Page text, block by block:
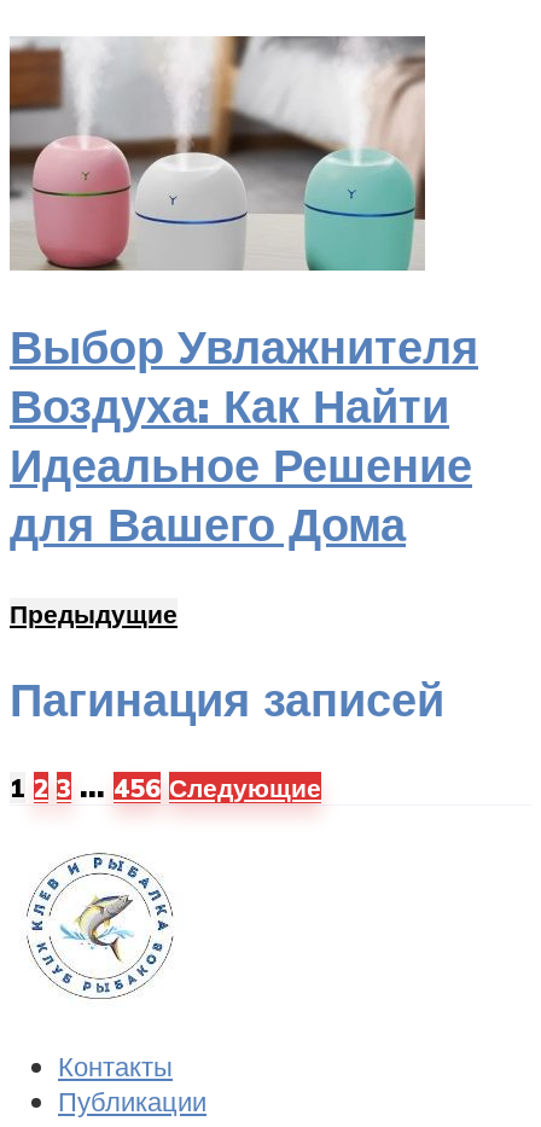
Выбор Увлажнителя
Воздуха: Как Найти
Идеальное Решение
для Вашего Дома
Предыдущие
Пагинация записей
1 2 3 … 456 Следующие
Контакты
Публикации